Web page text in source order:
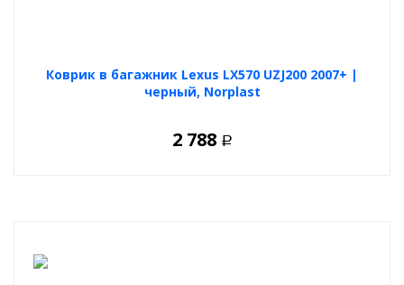
Коврик в багажник Lexus LX570 UZJ200 2007+ |
черный, Norplast
2 788 Р